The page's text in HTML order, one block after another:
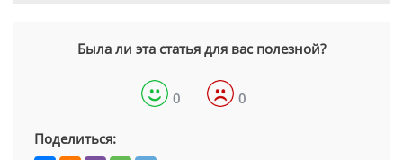
Была ли эта статья для вас полезной?
0 0
Поделиться: